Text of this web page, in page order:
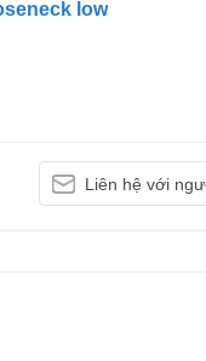
low
Liên hệ với